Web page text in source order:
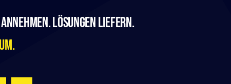
Lösungen liefern.